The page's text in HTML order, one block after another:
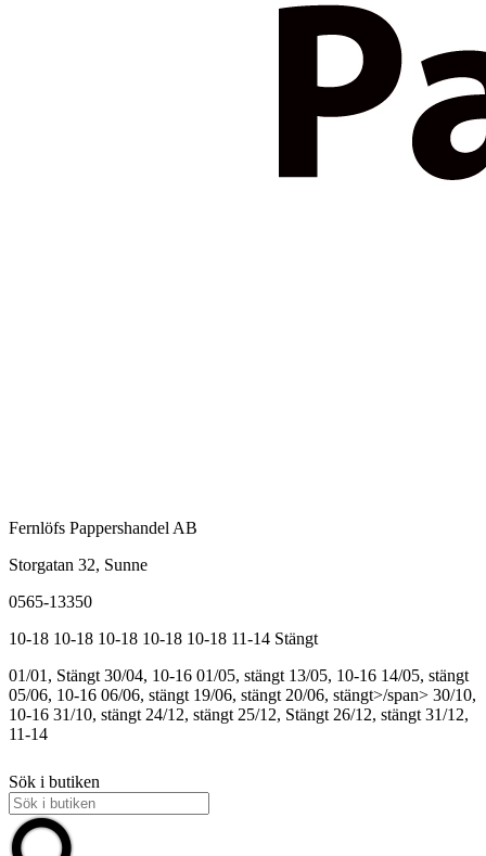
Fernlöfs Pappershandel AB
Storgatan 32, Sunne
0565-13350
10-18 10-18 10-18 10-18 10-18 11-14 Stängt
01/01, Stängt 30/04, 10-16 01/05, stängt 13/05, 10-16 14/05, stängt
05/06, 10-16 06/06, stängt 19/06, stängt 20/06, stängt>/span> 30/10,
10-16 31/10, stängt 24/12, stängt 25/12, Stängt 26/12, stängt 31/12,
11-14
Sök i butiken